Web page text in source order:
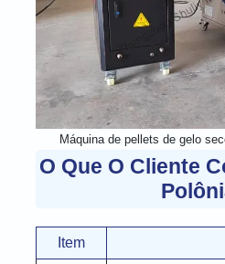
Máquina de pellets de gelo
O Que O Cliente
Item